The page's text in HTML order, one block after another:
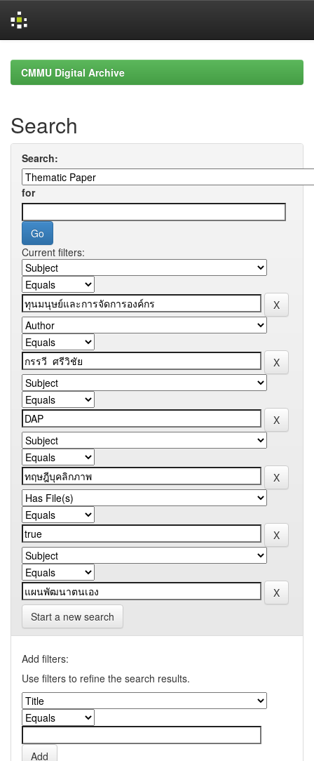
navigationCMMU Digital Archive
Search
Search:
for
Current filters:
Start a new search
Add filters:
Use filters to refine the search results.